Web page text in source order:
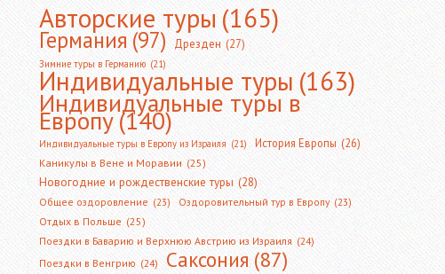
Авторские туры(165)
Германия(97) Дрезден (27)
Зимние туры в Германию (21)
Индивидуальные туры(163)
Индивидуальные туры в
Европу(140)
Индивидуальные туры в Европу из Израиля (21) История Европы (26)
Каникулы в Вене и Моравии (25)
Новогодние и рождественские туры (28)
Общее оздоровление (23) Оздоровительный тур в Европу (23)
Отдых в Польше (25)
Поездки в Баварию и Верхнюю Австрию из Израиля (24)
Поездки в Венгрию (24) Саксония (87)